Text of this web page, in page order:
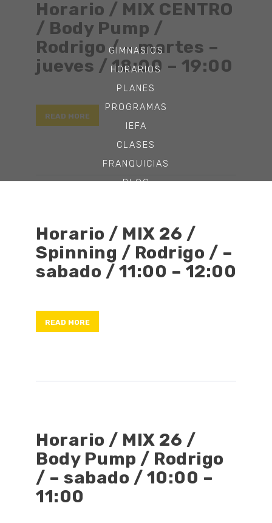
GIMNASIOS
HORARIOS
PLANES
PROGRAMAS
IEFA
CLASES
FRANQUICIAS
BLOG
Horario / MIX CENTRO
/ Body Pump /
Rodrigo / – martes –
jueves / 18:00 – 19:00
READ MORE
Horario / MIX 26 /
Spinning / Rodrigo / –
sabado / 11:00 – 12:00
READ MORE
Horario / MIX 26 /
Body Pump / Rodrigo
/ – sabado / 10:00 –
11:00